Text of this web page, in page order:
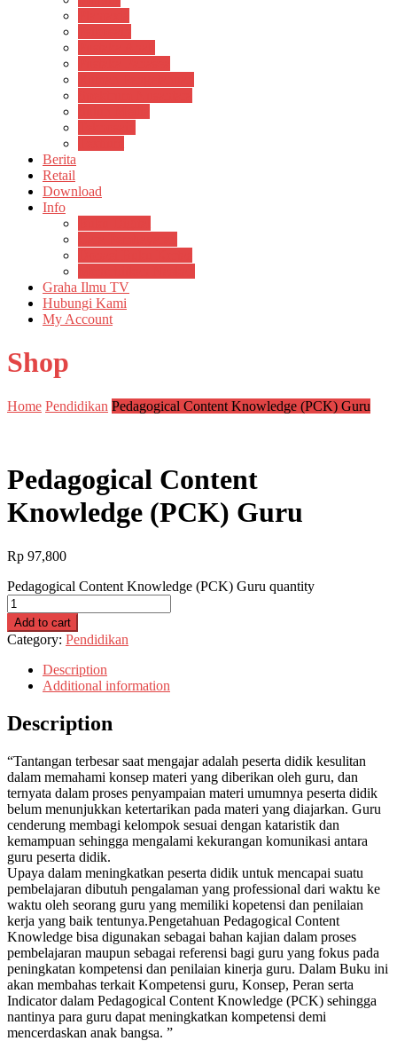
Berita
Retail
Download
Info
Graha Ilmu TV
Hubungi Kami
My Account
Shop
Home Pendidikan Pedagogical Content Knowledge (PCK) Guru
Pedagogical Content
Knowledge (PCK) Guru
Rp 97,800
Pedagogical Content Knowledge (PCK) Guru quantity
Add to cart
Category: Pendidikan
Description
Additional information
Description
“Tantangan terbesar saat mengajar adalah peserta didik kesulitan
dalam memahami konsep materi yang diberikan oleh guru, dan
ternyata dalam proses penyampaian materi umumnya peserta didik
belum menunjukkan ketertarikan pada materi yang diajarkan. Guru
cenderung membagi kelompok sesuai dengan kataristik dan
kemampuan sehingga mengalami kekurangan komunikasi antara
guru peserta didik.
Upaya dalam meningkatkan peserta didik untuk mencapai suatu
pembelajaran dibutuh pengalaman yang professional dari waktu ke
waktu oleh seorang guru yang memiliki kopetensi dan penilaian
kerja yang baik tentunya.Pengetahuan Pedagogical Content
Knowledge bisa digunakan sebagai bahan kajian dalam proses
pembelajaran maupun sebagai referensi bagi guru yang fokus pada
peningkatan kompetensi dan penilaian kinerja guru. Dalam Buku ini
akan membahas terkait Kompetensi guru, Konsep, Peran serta
Indicator dalam Pedagogical Content Knowledge (PCK) sehingga
nantinya para guru dapat meningkatkan kompetensi demi
mencerdaskan anak bangsa. ”